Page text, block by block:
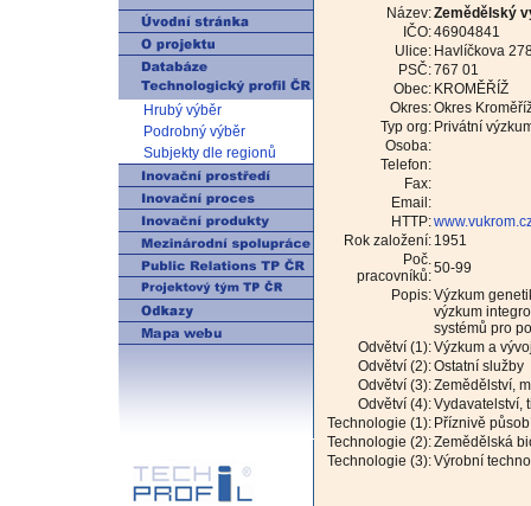
Hrubý výběr
Podrobný výběr
Subjekty dle regionů
Název:Zemědělský
IČO:46904841
Ulice: Havlíčkova
PSČ:767 01
Obec: KROMĚŘÍŽ
Okres:Okres
Typ org: Privátní
Osoba:
Telefon:
Fax:
Email:
HTTP:
Rok založení: 1951
Poč.
pracovníků:50-99
Popis:Výzkum
výzkum
systémů pro
Odvětví (1):Výzkum a
Odvětví (2):Ostatní služby
Odvětví (3):Zemědělství,
Odvětví (4):Vydavatelství,
Technologie (1): Příznivě
Technologie (2):Zemědělská
Technologie (3):Výrobní